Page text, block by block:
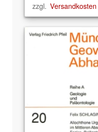
zzgl. Versandkosten